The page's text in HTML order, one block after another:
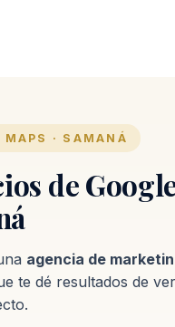
MAPS · SAMANÁ
de
agencia de
te dé resultados de